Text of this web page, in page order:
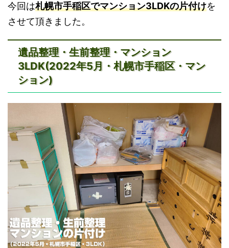
今回は札幌市手稲区でマンション3LDKの片付けを
させて頂きました。
遺品整理・生前整理・マンション
3LDK(2022年5月・札幌市手稲区・マン
ション)